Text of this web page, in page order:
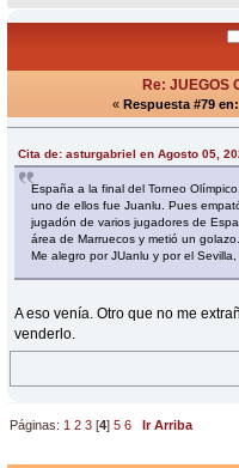
Re: JUEGOS
« Respuesta #79 en:
Cita de: asturgabriel en Agosto 05,
España a la final del Torneo
uno de ellos fue Juanlu. Pues
jugadón de varios jugadores de
área de Marruecos y metió un golazo.
Me alegro por JUanlu y por el Sevilla,
A eso venía. Otro que no me
venderlo.
Páginas: 1 2 3 [4]5 6
Ir Arriba